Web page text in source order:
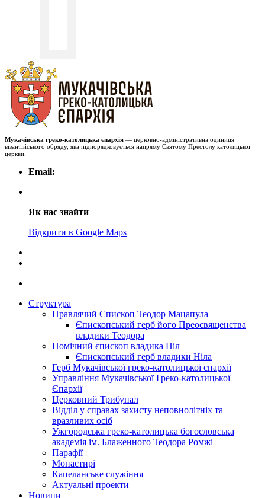
Мукачівська греко-католицька єпархія — церковно-адміністративна одиниця
візантійського обряду, яка підпорядковується напряму Святому Престолу католицької
церкви.
Email:
Як нас знайти
Відкрити в Google Maps
Структура
Правлячий Єпископ Теодор Мацапула
Єпископський герб його Преосвященства
владики Теодора
Помічний єпископ владика Ніл
Єпископський герб владики Ніла
Герб Мукачівської греко-католицької єпархії
Управління Мукачівської Греко-католицької
Єпархії
Церковний Трибунал
Відділ у справах захисту неповнолітніх та
вразливих осіб
Ужгородська греко-католицька богословська
академія ім. Блаженного Теодора Ромжі
Парафії
Монастирі
Капеланське служіння
Актуальні проекти
Новини